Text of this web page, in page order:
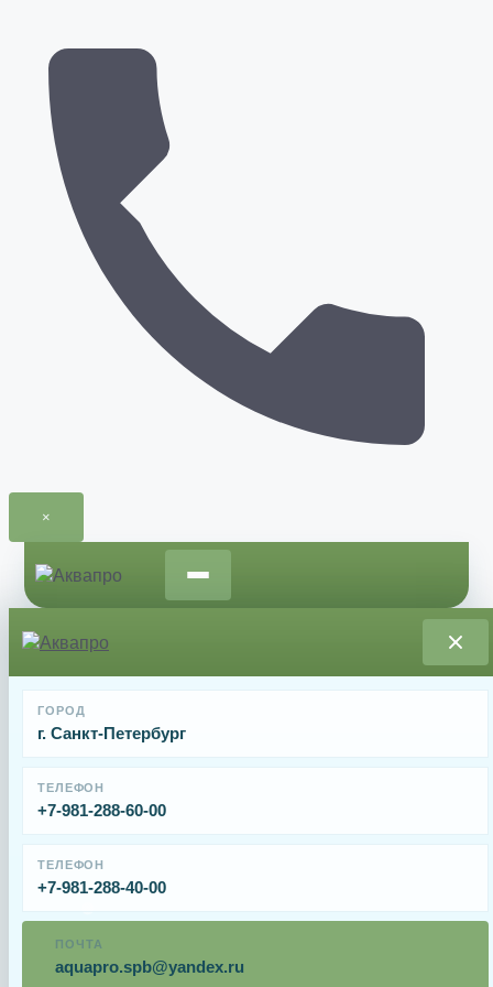
×
содержимому
ГОРОД
г. Санкт-Петербург
ТЕЛЕФОН
+7-981-288-60-00
ТЕЛЕФОН
+7-981-288-40-00
ПОЧТА
aquapro.spb@yandex.ru
насосов
/ Крыльчатка насоса SCA100-80-160/15T
Крыльчатка насоса SCA100-80-160/15T
От11820